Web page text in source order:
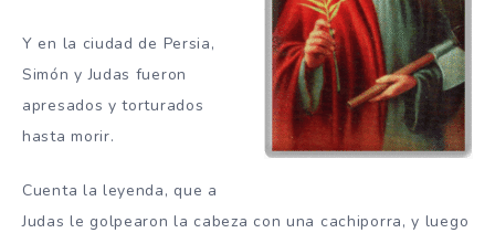
Y en la ciudad de Persia,
Simón y Judas fueron
apresados y torturados
hasta morir.
Cuenta la leyenda, que a
Judas le golpearon la cabeza con una cachiporra, y luego